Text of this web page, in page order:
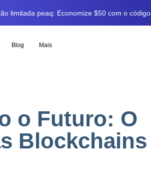
limitada peaq: Economize $50 com o código
Blog Mais
o Futuro: O
Blockchains